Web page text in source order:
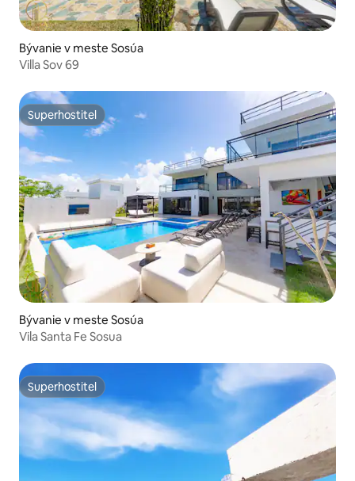
Bývanie v meste Sosúa
Villa Sov 69
Superhostiteľ
Superhostiteľ
Bývanie v meste Sosúa
Vila Santa Fe Sosua
Superhostiteľ
Superhostiteľ